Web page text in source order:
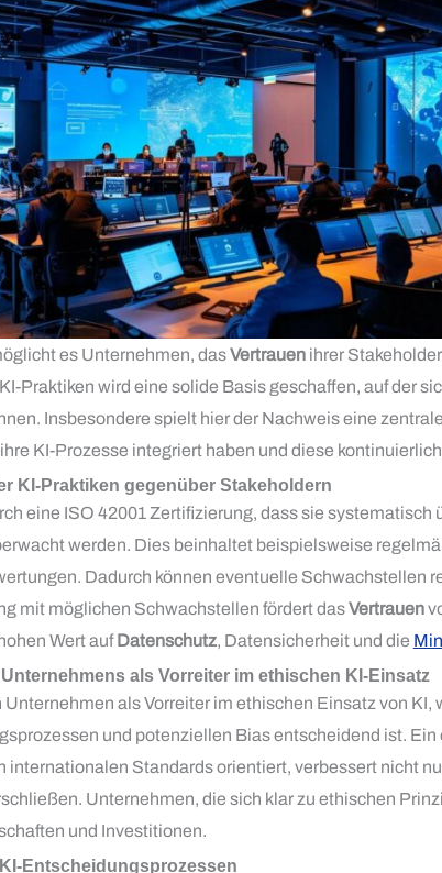
es Unternehmen, dasVertrauenihrer
Praktiken wird eine solide Basis geschaffen, auf der
Insbesondere spielt hier der Nachweis eine
KI-Prozesse integriert haben und diese
KI-Praktiken gegenüber Stakeholdern
eine ISO 42001 Zertifizierung, dass sie systematisch
werden. Dies beinhaltet beispielsweise
Dadurch können eventuelle Schwachstellen
mit möglichen Schwachstellen fördert dasVertrauen
Wert aufDatenschutz, Datensicherheit und die
als Vorreiter im ethischen KI-Einsatz
als Vorreiter im ethischen Einsatz von KI,
und potenziellen Bias entscheidend ist. Ein
internationalen Standards orientiert, verbessert nicht
Unternehmen, die sich klar zu ethischen
und Investitionen.
Entscheidungsprozessen